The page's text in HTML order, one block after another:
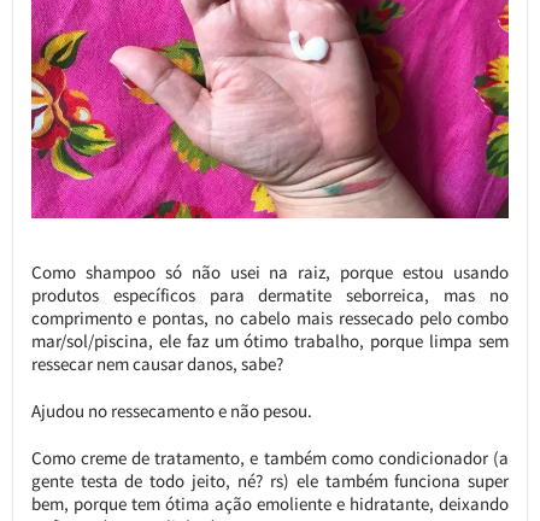
Como shampoo só não usei na raiz, porque estou usando
produtos específicos para dermatite seborreica, mas no
comprimento e pontas, no cabelo mais ressecado pelo combo
mar/sol/piscina, ele faz um ótimo trabalho, porque limpa sem
ressecar nem causar danos, sabe?
Ajudou no ressecamento e não pesou.
Como creme de tratamento, e também como condicionador (a
gente testa de todo jeito, né? rs) ele também funciona super
bem, porque tem ótima ação emoliente e hidratante, deixando